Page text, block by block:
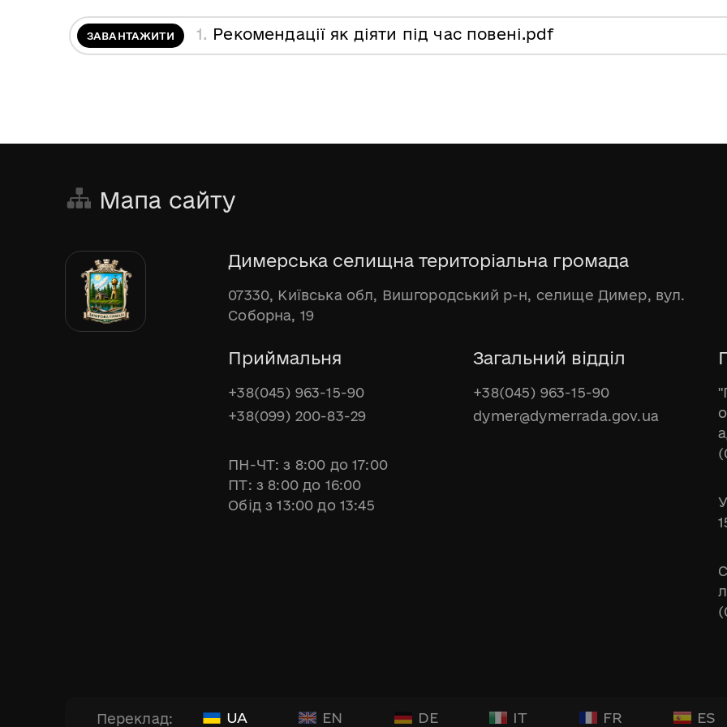
ЗАВАНТАЖИТИ 1. Рекомендації як діяти під час повені.pdf
Мапа сайту
Димерська селищна територіальна громада
07330, Київська обл, Вишгородський р-н, селище Димер, вул.
Соборна, 19
Приймальня
+38(045) 963-15-90
+38(099) 200-83-29
ПН-ЧТ: з 8:00 до 17:00
ПТ: з 8:00 до 16:00
Обід з 13:00 до 13:45
Загальний відділ
+38(045) 963-15-90
dymer@dymerrada.gov.ua
Переклад: UA EN DE IT FR ES